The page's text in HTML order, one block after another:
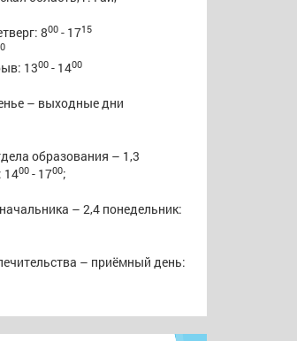
800 - 1715
1300 - 1400
– выходные дни
образования – 1,3
1400 - 1700;
– 2,4 понедельник:
– приёмный день: